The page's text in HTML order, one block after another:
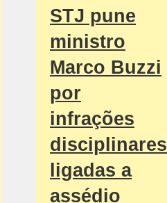
STJ pune
ministro
Marco Buzzi
por
infrações
disciplinares
ligadas a
assédio